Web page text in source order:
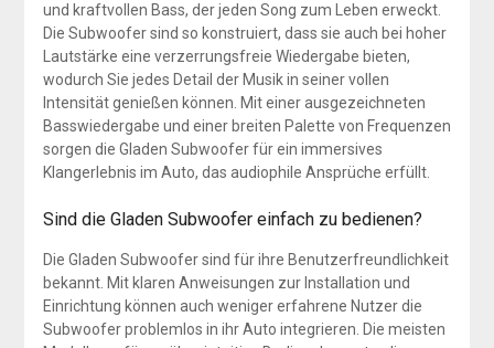
und kraftvollen Bass, der jeden Song zum Leben erweckt.
Die Subwoofer sind so konstruiert, dass sie auch bei hoher
Lautstärke eine verzerrungsfreie Wiedergabe bieten,
wodurch Sie jedes Detail der Musik in seiner vollen
Intensität genießen können. Mit einer ausgezeichneten
Basswiedergabe und einer breiten Palette von Frequenzen
sorgen die Gladen Subwoofer für ein immersives
Klangerlebnis im Auto, das audiophile Ansprüche erfüllt.
Sind die Gladen Subwoofer einfach zu bedienen?
Die Gladen Subwoofer sind für ihre Benutzerfreundlichkeit
bekannt. Mit klaren Anweisungen zur Installation und
Einrichtung können auch weniger erfahrene Nutzer die
Subwoofer problemlos in ihr Auto integrieren. Die meisten